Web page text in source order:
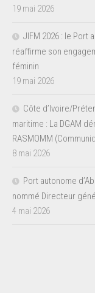
19 mai 2026
JIFM 2026 : le Port
réaffirme son
féminin
19 mai 2026
Côte d’Ivoire/
maritime : La DGAM
RASMOMM
8 mai 2026
Port autonome
nommé Directeur
4 mai 2026